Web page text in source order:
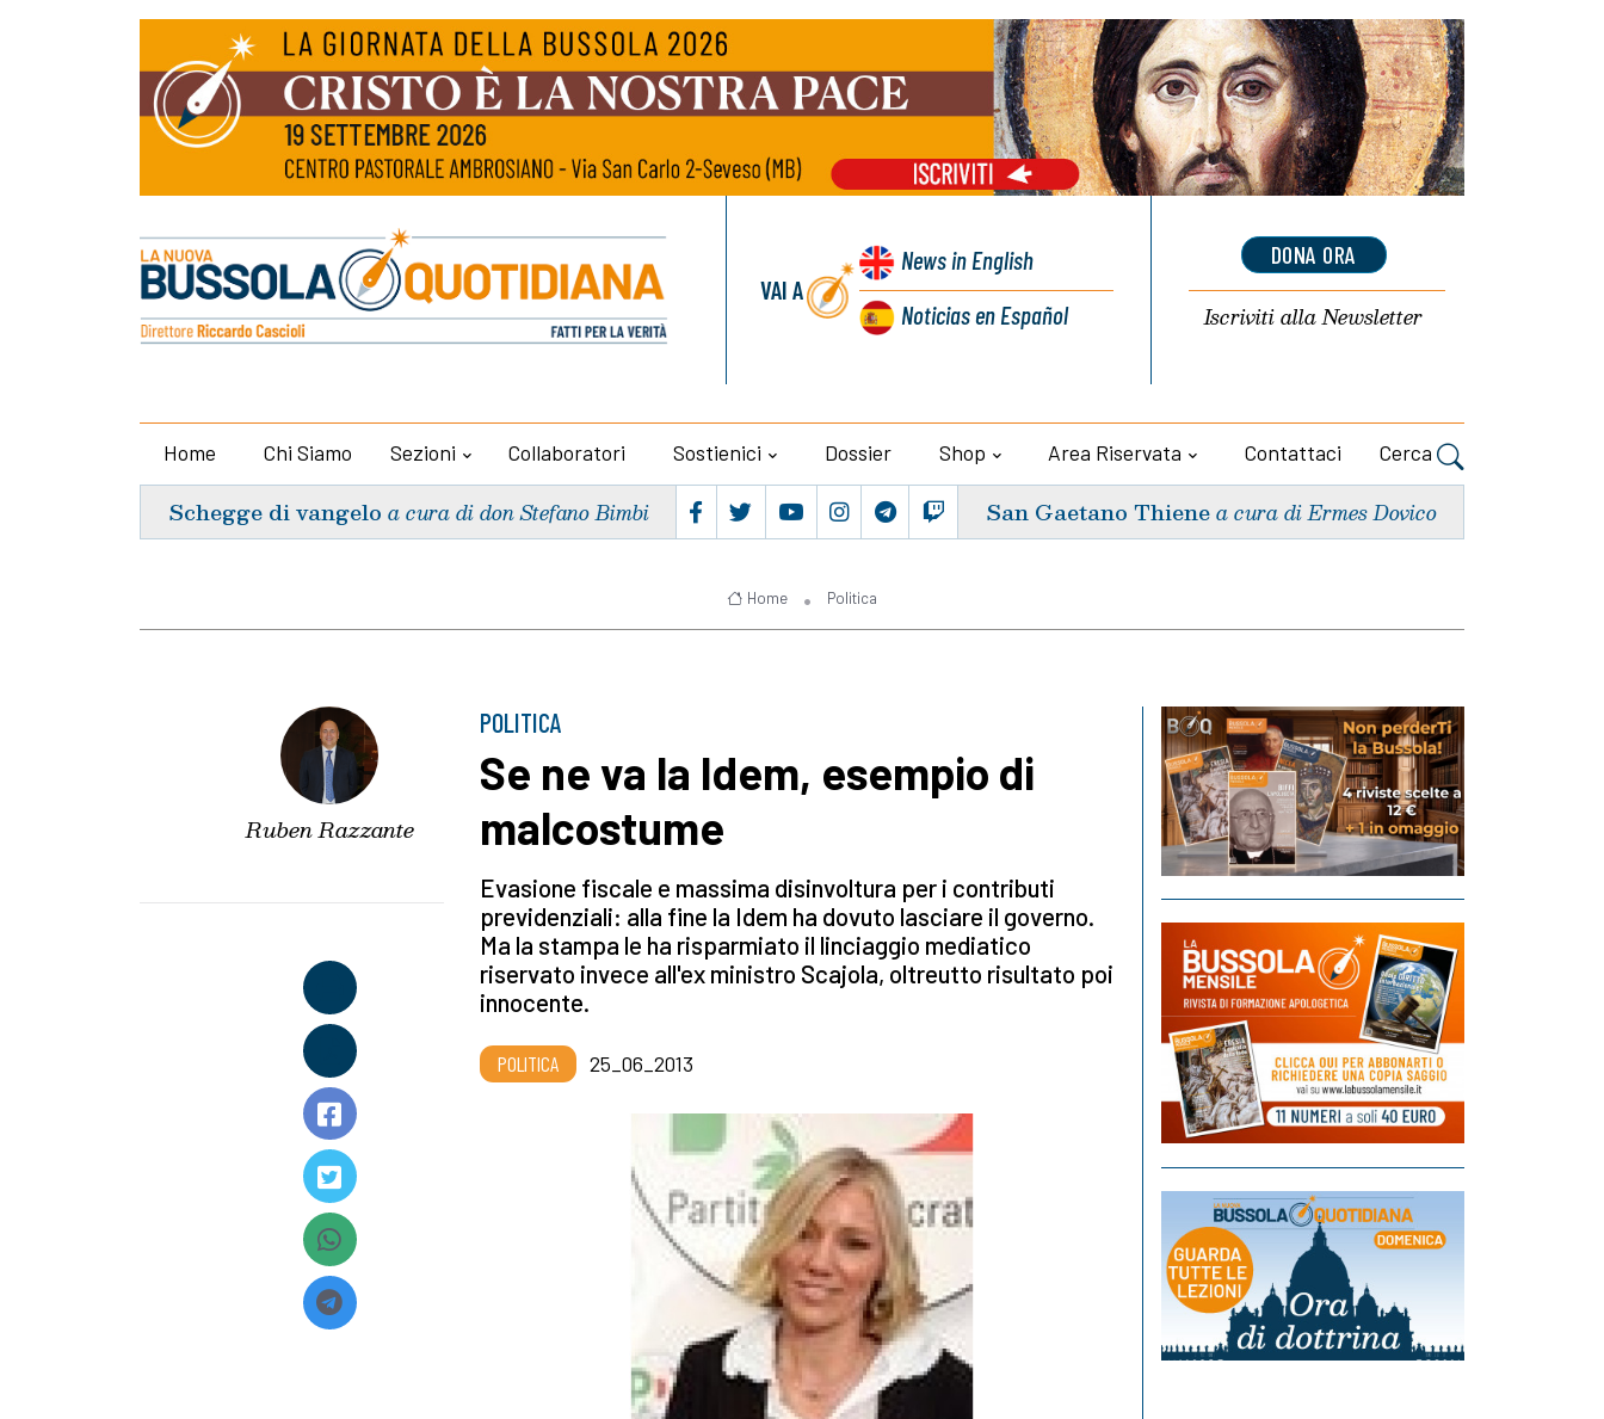
VAI A
Newsin English
Noticiasen Español
DONA ORA
Iscriviti allaNewsletter
Home Chi Siamo Sezioni Collaboratori Sostienici Dossier Shop Area Riservata Contattaci Cerca
Schegge di vangelo a cura di don Stefano Bimbi San Gaetano Thiene a cura di Ermes Dovico
Home Politica
Ruben Razzante
POLITICA
Se ne va la Idem, esempio di
malcostume
Evasione fiscale e massima disinvoltura per i contributi
previdenziali: alla fine la Idem ha dovuto lasciare il governo.
Ma la stampa le ha risparmiato il linciaggio mediatico
riservato invece all'ex ministro Scajola, oltreutto risultato poi
innocente.
POLITICA 25_06_2013